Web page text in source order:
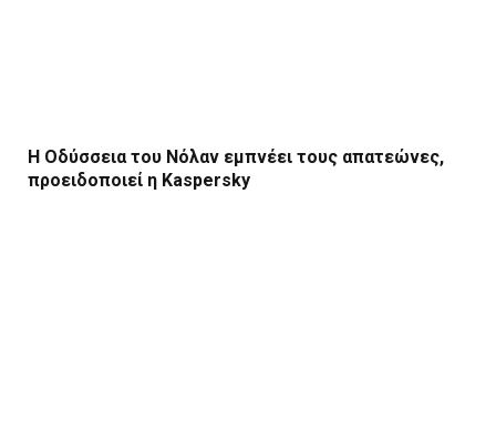
Η Οδύσσεια του Νόλαν εμπνέει τους απατεώνες,
προειδοποιεί η Kaspersky